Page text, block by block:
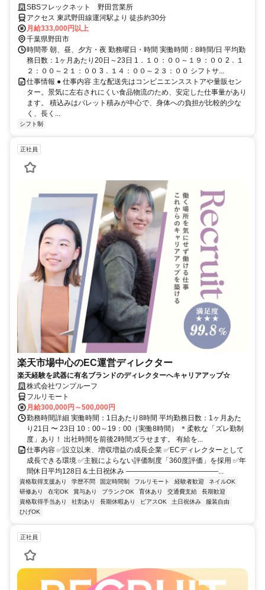
りやすい◎資格取得支援あり
SBSフレックネット 野田営業所
アクセス 東武野田線運河駅より 徒歩約30分
月給333,000円以上
千葉県野田市
時間帯 朝、昼、夕方・夜 勤務曜日・時間 実働時間：8時間/日 平均勤
務日数：1ヶ月あたり20日～23日 1．１０：００～１９：００ 2．１
２：００～２１：００ 3．１４：００～２３：００ シフトサ...
仕事情報 ● 仕事内容 主な配送先はコンビニエンスストアや量販セン
ター。景気に左右されにくい食品物流のため、安定した仕事量があり
ます。 積込みはパレット積みが中心で、身体への負担が比較的少な
く、長く...
シフト制
正社員
楽天市場中心のEC運営ディレクター
楽天経験を武器に有名ブランドのディレクターへキャリアアップ☆
株式会社ワンプルーフ
フルリモート
月給300,000円～500,000円
勤務時間詳細 実働時間：1日あたり8時間 平均勤務日数：1ヶ月あた
り21日 〜 23日 10：00～19：00（実働8時間） ＊柔軟な「ズレ勤制
度」あり！ 出社時間を前後2時間ズラせます。 有給を...
仕事内容 ✅設立以来、増収増益の成長企業 ✅ECディレクターとして
成長できる環境 ✅主観によらない評価制度「360度評価」を採用 ✅年
間休日平均128日＆土日祝休み ―――――――――――――...
資格取得支援あり 学歴不問 固定時間制 フルリモート 経験者歓迎
ネイルOK
研修あり
在宅OK 賞与あり ブランクOK 育休あり 交通費支給
長期歓迎
資格取得手当あり
社割あり 長期休暇あり ピアスOK 土日祝休み
服装自由
ひげOK
正社員